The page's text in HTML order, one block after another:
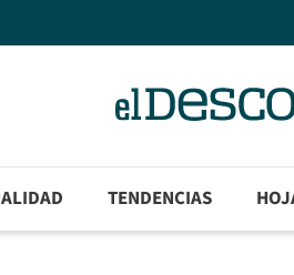
TENDENCIAS